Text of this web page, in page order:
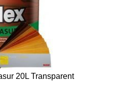
20L Transparent